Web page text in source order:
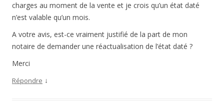
charges au moment de la vente et je crois qu’un état daté
n’est valable qu’un mois.
A votre avis, est-ce vraiment justifié de la part de mon
notaire de demander une réactualisation de l’état daté ?
Merci
Répondre ↓